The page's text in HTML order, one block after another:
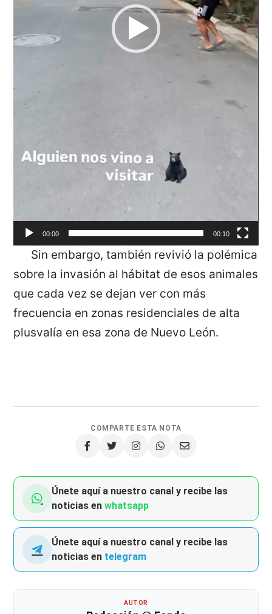
00:00 00:10
Sin embargo, también revivió la polémica
sobre la invasión al hábitat de esos animales
que cada vez se dejan ver con más
frecuencia en zonas residenciales de alta
plusvalía en esa zona de Nuevo León.
COMPARTE ESTA NOTA
Únete aquí a nuestro canal y recibe las
noticias enwhatsapp
Únete aquí a nuestro canal y recibe las
noticias en telegram
AUTOR